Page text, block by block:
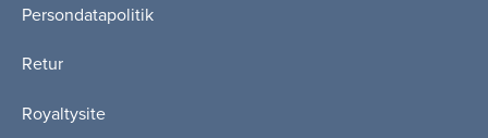
Persondatapolitik
Retur
Royaltysite